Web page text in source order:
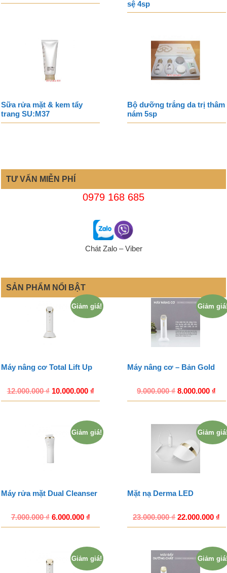
sệ 4sp
Sữa rửa mặt & kem tẩy
trang SU:M37
Bộ dưỡng trắng da trị thâm
nám 5sp
TƯ VẤN MIỄN PHÍ
0979 168 685
Chát Zalo – Viber
SẢN PHẨM NỔI BẬT
Giảm giá!
Máy nâng cơ Total Lift Up
12.000.000₫ 10.000.000 ₫
Giảm
Máy nâng cơ – Bản Gold
9.000.000₫ 8.000.000 ₫
Giảm giá!
Máy rửa mặt Dual Cleanser
7.000.000₫ 6.000.000 ₫
Giảm
Mặt nạ Derma LED
23.000.000₫ 22.000.000 ₫
Giảm giá! Giảm